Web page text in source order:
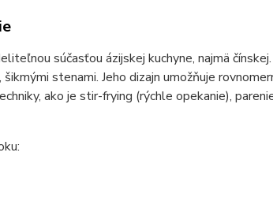
súčasťou ázijskej kuchyne, najmä
stenami. Jeho dizajn umožňuje
ako je stir-frying (rýchle opekanie),